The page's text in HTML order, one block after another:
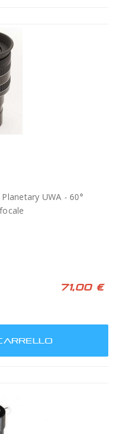
UWA - 60°
71,00 €